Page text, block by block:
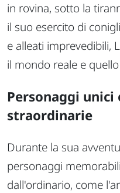
in rovina, sotto la
il suo esercito di
e alleati imprevedibili,
il mondo reale e
Personaggi unici
straordinarie
Durante la sua
personaggi
dall'ordinario, come